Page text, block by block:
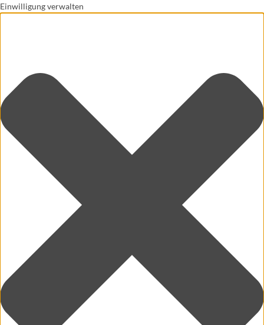
Einwilligung verwalten